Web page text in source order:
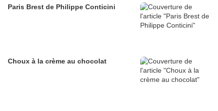
Paris Brest de Philippe Conticini
Choux à la crème au chocolat